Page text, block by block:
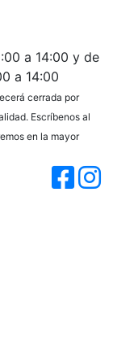
a 14:00 y de
a 14:00
cerrada por
Escríbenos al
en la mayor